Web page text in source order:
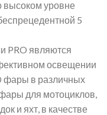
высоком уровне
5
PRO являются
освещении
фары в различных
для мотоциклов,
и яхт, в качестве